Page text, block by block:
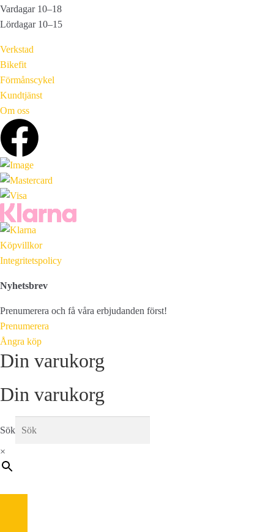
Vardagar 10–18
Lördagar 10–15
Verkstad
Bikefit
Förmånscykel
Kundtjänst
Om oss
Köpvillkor
Integritetspolicy
Nyhetsbrev
Prenumerera och få våra erbjudanden först!
Prenumerera
Ångra köp
Din varukorg
Din varukorg
Sök
×